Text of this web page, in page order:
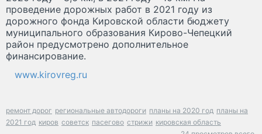
проведение дорожных работ в 2021 году из
дорожного фонда Кировской области бюджету
муниципального образования Кирово-Чепецкий
район предусмотрено дополнительное
финансирование.
www.kirovreg.ru
ремонт дорог региональные автодороги планы на 2020 год планы на
2021 год киров советск пасегово стрижи кировская область